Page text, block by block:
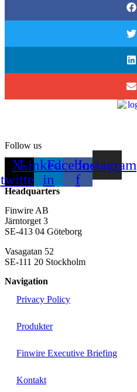
Follow us
X-
twitter
Linkedin-
in
Facebook-
f
Instagram
Headquarters
Finwire AB
Järntorget 3
SE-413 04 Göteborg
Vasagatan 52
SE-111 20 Stockholm
Navigation
Privacy Policy
Produkter
Finwire Executive Briefing
Kontakt